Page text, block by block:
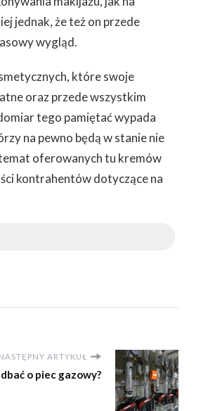
jednak, że też on przede
wygląd.
które swoje
oraz przede wszystkim
tego pamiętać wypada
na pewno będą w stanie nie
oferowanych tu kremów
kontrahentów dotyczące na
ARTYKUŁ
o piec gazowy?